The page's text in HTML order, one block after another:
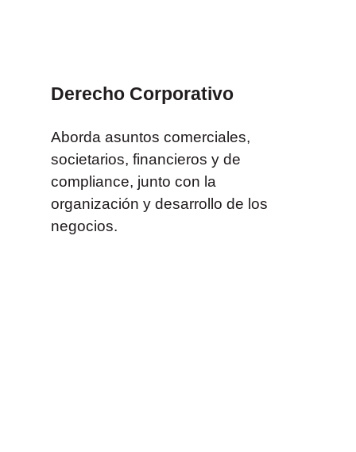
Derecho Corporativo
Aborda asuntos comerciales,
societarios, financieros y de
compliance, junto con la
organización y desarrollo de los
negocios.